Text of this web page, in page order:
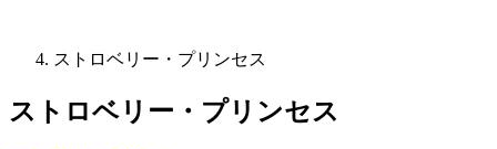
ストロベリー・プリンセス
ストロベリー・プリンセス